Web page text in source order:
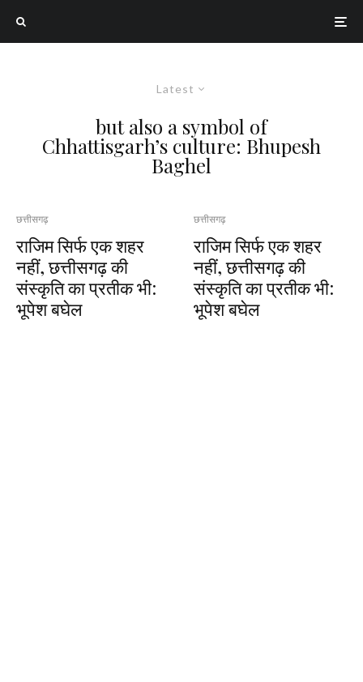
Latest
but also a symbol of
Chhattisgarh’s culture: Bhupesh
Baghel
छत्तीसगढ़
राजिम सिर्फ एक शहर
नहीं, छत्तीसगढ़ की
संस्कृति का प्रतीक भी:
भूपेश बघेल
छत्तीसगढ़
राजिम सिर्फ एक शहर
नहीं, छत्तीसगढ़ की
संस्कृति का प्रतीक भी:
भूपेश बघेल